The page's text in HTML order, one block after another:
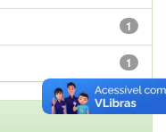
1
1